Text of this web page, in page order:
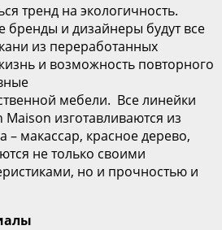
тренд на экологичность.
и дизайнеры будут все
из переработанных
и возможность повторного
мебели. Все линейки
изготавливаются из
– макассар, красное дерево,
не только своими
но и прочностью и